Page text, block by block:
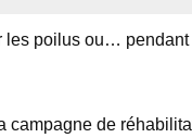
campagne de